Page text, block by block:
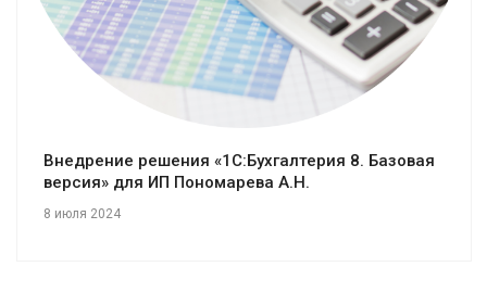
Внедрение решения «1С:Бухгалтерия 8. Базовая
версия» для ИП Пономарева А.Н.
8 июля 2024